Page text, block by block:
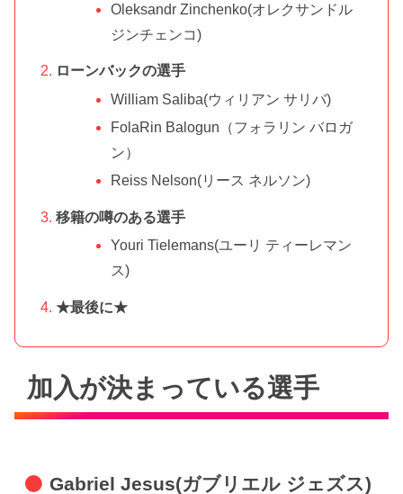
Oleksandr Zinchenko(オレクサンドル
ジンチェンコ)
ローンバックの選手
William Saliba(ウィリアン サリバ)
FolaRin Balogun（フォラリン バロガ
ン）
Reiss Nelson(リース ネルソン)
移籍の噂のある選手
Youri Tielemans(ユーリ ティーレマン
ス)
★最後に★
加入が決まっている選手
Gabriel Jesus(ガブリエル ジェズス)